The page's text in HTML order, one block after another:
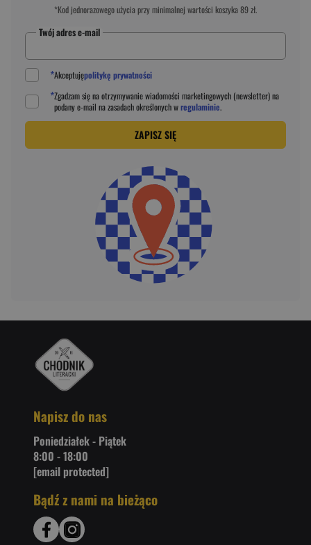
*Kod jednorazowego użycia przy minimalnej wartości koszyka 89 zł.
Twój adres e-mail
*Akceptujępolitykę prywatności
*Zgadzam się na otrzymywanie wiadomości marketingowych (newsletter) na
podanye-mail na zasadach określonych wregulaminie.
ZAPISZ SIĘ
Napisz do nas
Poniedziałek - Piątek
8:00 - 18:00
[email protected]
Bądź z nami na bieżąco